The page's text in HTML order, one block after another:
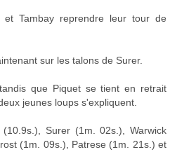
Tambay reprendre leur tour de
sur les talons de Surer.
que Piquet se tient en retrait
jeunes loups s'expliquent.
Surer (1m. 02s.), Warwick
(1m. 09s.), Patrese (1m. 21s.) et